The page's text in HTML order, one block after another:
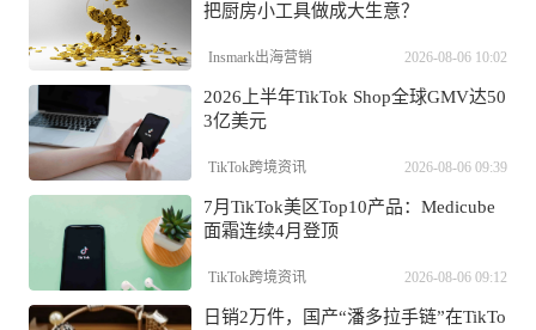
把厨房小工具做成大生意？
Insmark出海营销 2026-08-06 10:02
2026上半年TikTok Shop全球GMV达50
3亿美元
TikTok跨境资讯 2026-08-06 09:39
7月TikTok美区Top10产品：Medicube
面霜连续4月登顶
TikTok跨境资讯 2026-08-06 09:12
日销2万件，国产“潘多拉手链”在TikTo